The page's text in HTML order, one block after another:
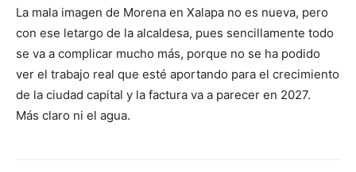
La mala imagen de Morena en Xalapa no es nueva, pero
con ese letargo de la alcaldesa, pues sencillamente todo
se va a complicar mucho más, porque no se ha podido
ver el trabajo real que esté aportando para el crecimiento
de la ciudad capital y la factura va a parecer en 2027.
Más claro ni el agua.